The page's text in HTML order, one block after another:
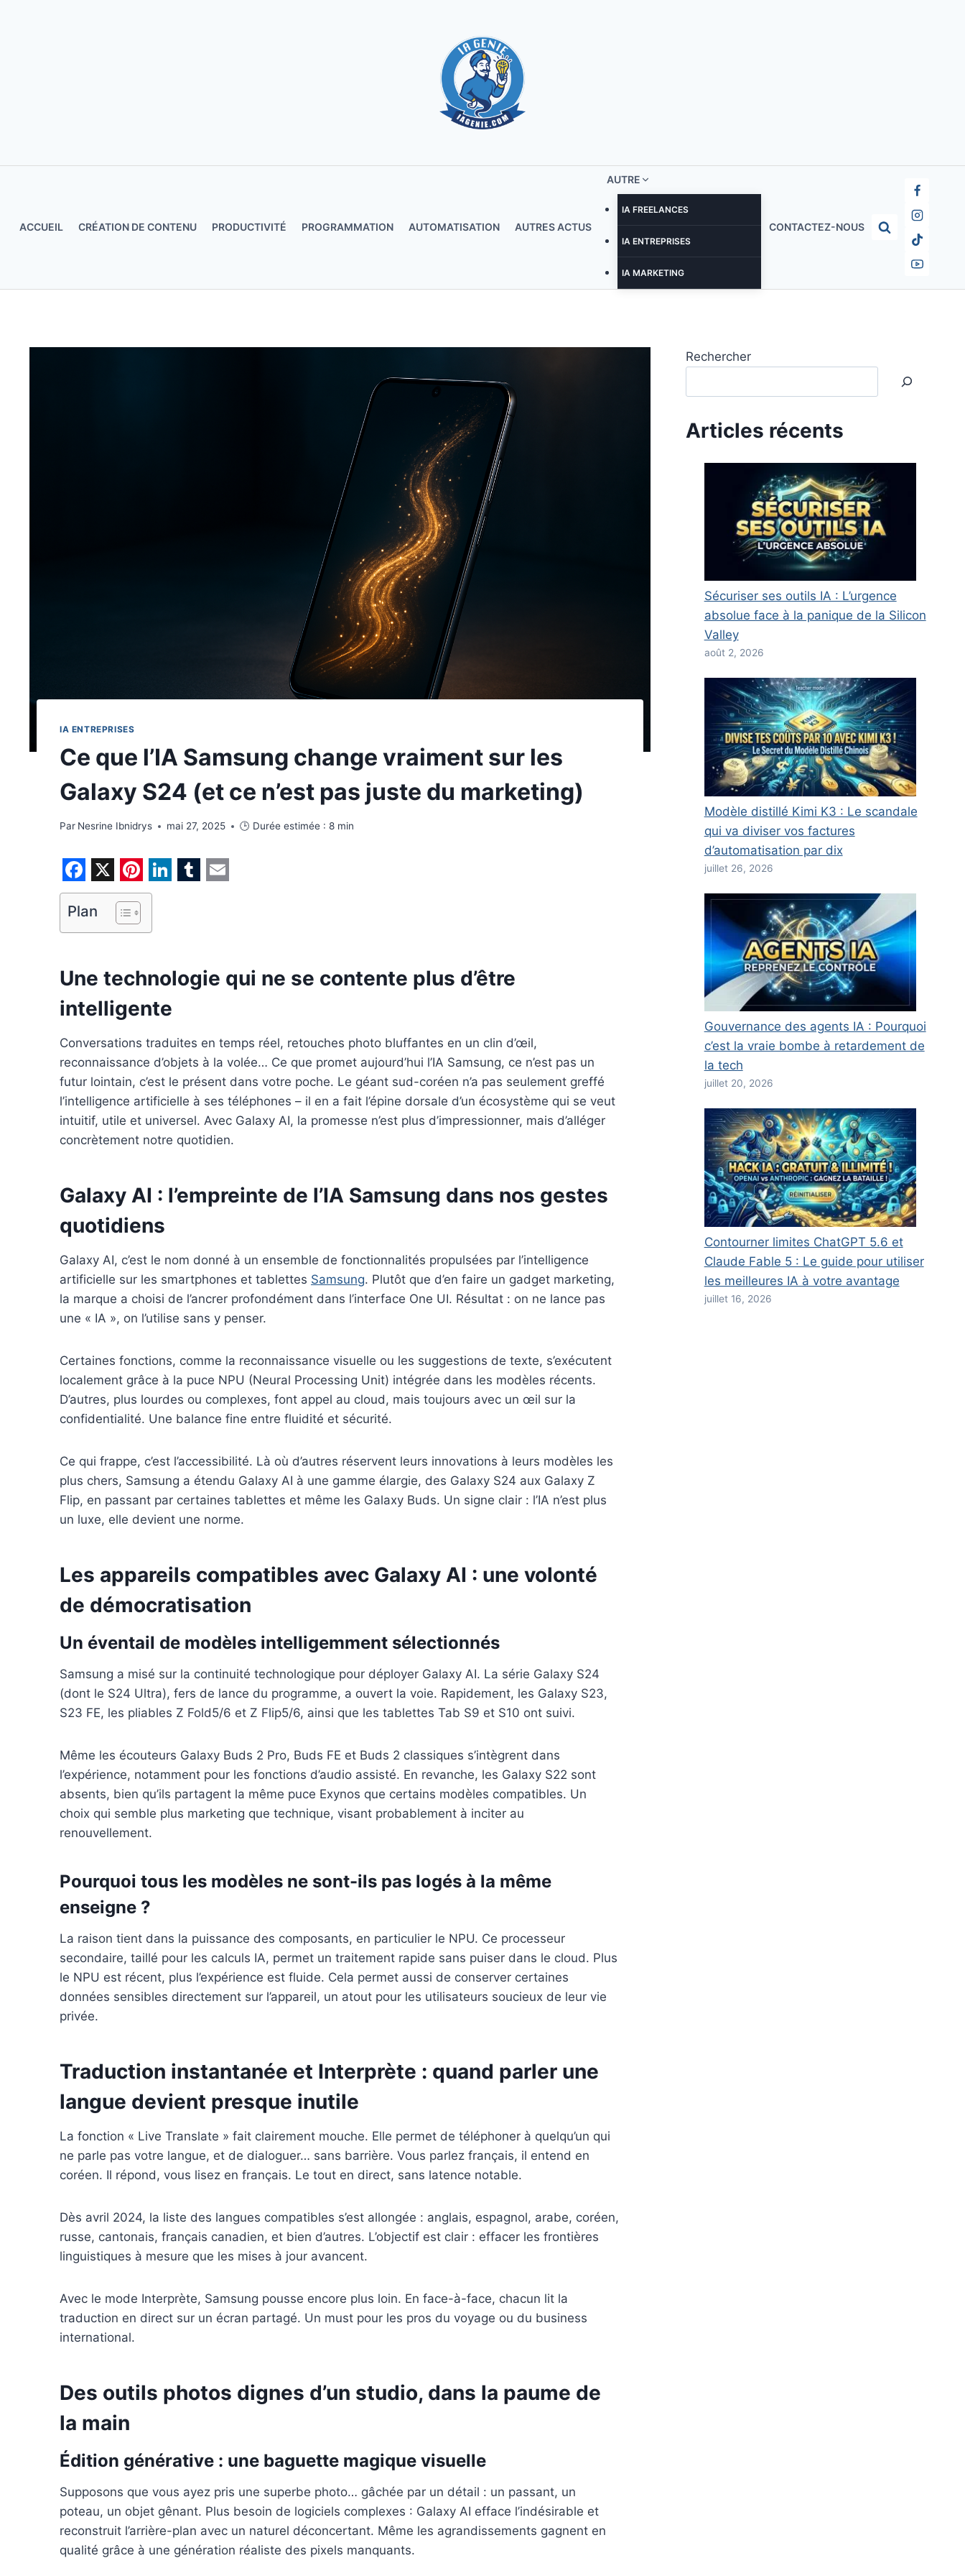
ACCUEIL CRÉATION DE CONTENU PRODUCTIVITÉ PROGRAMMATION AUTOMATISATION AUTRES ACTUS
AUTRE
IA FREELANCES
IA ENTREPRISES
IA MARKETING
CONTACTEZ-NOUS
IA ENTREPRISES
Ce que l’IA Samsung change vraiment sur les
Galaxy S24 (et ce n’est pas juste du marketing)
Par Nesrine Ibnidrys mai 27, 2025 🕒 Durée estimée : 8 min
F
a
c
b
o
k
X P
i
n
e
r
s
t
L
n
e
d
n
l
l
Plan
Une technologie qui ne se contente plus d’être
intelligente
Conversations traduites en temps réel, retouches photo bluffantes en un clin d’œil,
reconnaissance d’objets à la volée… Ce que promet aujourd’hui l’IA Samsung, ce n’est pas un
futur lointain, c’est le présent dans votre poche. Le géant sud-coréen n’a pas seulement greffé
l’intelligence artificielle à ses téléphones – il en a fait l’épine dorsale d’un écosystème qui se veut
intuitif, utile et universel. Avec Galaxy AI, la promesse n’est plus d’impressionner, mais d’alléger
concrètement notre quotidien.
Galaxy AI : l’empreinte de l’IA Samsung dans nos gestes
quotidiens
Galaxy AI, c’est le nom donné à un ensemble de fonctionnalités propulsées par l’intelligence
artificielle sur les smartphones et tablettes Samsung. Plutôt que d’en faire un gadget marketing,
la marque a choisi de l’ancrer profondément dans l’interface One UI. Résultat : on ne lance pas
une « IA », on l’utilise sans y penser.
Certaines fonctions, comme la reconnaissance visuelle ou les suggestions de texte, s’exécutent
localement grâce à la puce NPU (Neural Processing Unit) intégrée dans les modèles récents.
D’autres, plus lourdes ou complexes, font appel au cloud, mais toujours avec un œil sur la
confidentialité. Une balance fine entre fluidité et sécurité.
Ce qui frappe, c’est l’accessibilité. Là où d’autres réservent leurs innovations à leurs modèles les
plus chers, Samsung a étendu Galaxy AI à une gamme élargie, des Galaxy S24 aux Galaxy Z
Flip, en passant par certaines tablettes et même les Galaxy Buds. Un signe clair : l’IA n’est plus
un luxe, elle devient une norme.
Les appareils compatibles avec Galaxy AI : une volonté
de démocratisation
Un éventail de modèles intelligemment sélectionnés
Samsung a misé sur la continuité technologique pour déployer Galaxy AI. La série Galaxy S24
(dont le S24 Ultra), fers de lance du programme, a ouvert la voie. Rapidement, les Galaxy S23,
S23 FE, les pliables Z Fold5/6 et Z Flip5/6, ainsi que les tablettes Tab S9 et S10 ont suivi.
Même les écouteurs Galaxy Buds 2 Pro, Buds FE et Buds 2 classiques s’intègrent dans
l’expérience, notamment pour les fonctions d’audio assisté. En revanche, les Galaxy S22 sont
absents, bien qu’ils partagent la même puce Exynos que certains modèles compatibles. Un
choix qui semble plus marketing que technique, visant probablement à inciter au
renouvellement.
Pourquoi tous les modèles ne sont-ils pas logés à la même
enseigne ?
La raison tient dans la puissance des composants, en particulier le NPU. Ce processeur
secondaire, taillé pour les calculs IA, permet un traitement rapide sans puiser dans le cloud. Plus
le NPU est récent, plus l’expérience est fluide. Cela permet aussi de conserver certaines
données sensibles directement sur l’appareil, un atout pour les utilisateurs soucieux de leur vie
privée.
Traduction instantanée et Interprète : quand parler une
langue devient presque inutile
La fonction « Live Translate » fait clairement mouche. Elle permet de téléphoner à quelqu’un qui
ne parle pas votre langue, et de dialoguer… sans barrière. Vous parlez français, il entend en
coréen. Il répond, vous lisez en français. Le tout en direct, sans latence notable.
Dès avril 2024, la liste des langues compatibles s’est allongée : anglais, espagnol, arabe, coréen,
russe, cantonais, français canadien, et bien d’autres. L’objectif est clair : effacer les frontières
linguistiques à mesure que les mises à jour avancent.
Avec le mode Interprète, Samsung pousse encore plus loin. En face-à-face, chacun lit la
traduction en direct sur un écran partagé. Un must pour les pros du voyage ou du business
international.
Des outils photos dignes d’un studio, dans la paume de
la main
Édition générative : une baguette magique visuelle
Supposons que vous ayez pris une superbe photo… gâchée par un détail : un passant, un
poteau, un objet gênant. Plus besoin de logiciels complexes : Galaxy AI efface l’indésirable et
reconstruit l’arrière-plan avec un naturel déconcertant. Même les agrandissements gagnent en
qualité grâce à une génération réaliste des pixels manquants.
Rechercher
Articles récents
Sécuriser ses outils IA : L’urgence
absolue face à la panique de la Silicon
Valley
août 2, 2026
Modèle distillé Kimi K3 : Le scandale
qui va diviser vos factures
d’automatisation par dix
juillet 26, 2026
Gouvernance des agents IA : Pourquoi
c’est la vraie bombe à retardement de
la tech
juillet 20, 2026
Contourner limites ChatGPT 5.6 et
Claude Fable 5 : Le guide pour utiliser
les meilleures IA à votre avantage
juillet 16, 2026